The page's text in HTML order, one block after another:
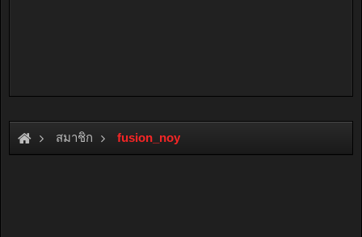
สมาชิก fusion_noy